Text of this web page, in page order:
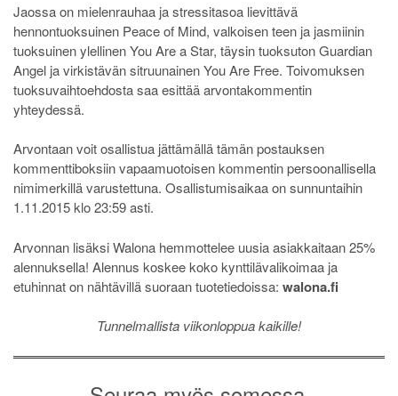
Jaossa on mielenrauhaa ja stressitasoa lievittävä
hennontuoksuinen Peace of Mind, valkoisen teen ja jasmiinin
tuoksuinen ylellinen You Are a Star, täysin tuoksuton Guardian
Angel ja virkistävän sitruunainen You Are Free. Toivomuksen
tuoksuvaihtoehdosta saa esittää arvontakommentin
yhteydessä.
Arvontaan voit osallistua jättämällä tämän postauksen
kommenttiboksiin vapaamuotoisen kommentin persoonallisella
nimimerkillä varustettuna. Osallistumisaikaa on sunnuntaihin
1.11.2015 klo 23:59 asti.
Arvonnan lisäksi Walona hemmottelee uusia asiakkaitaan 25%
alennuksella! Alennus koskee koko kynttilävalikoimaa ja
etuhinnat on nähtävillä suoraan tuotetiedoissa: walona.fi
Tunnelmallista viikonloppua kaikille!